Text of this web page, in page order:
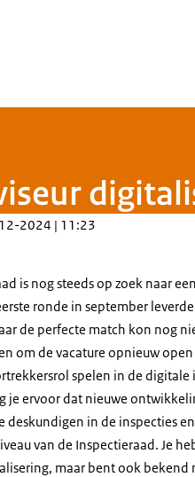
2024 | 11:23
is nog steeds op zoek naar
ronde in september
de perfecte match kon nog
om de vacature opnieuw
spelen in de digitale
je ervoor dat nieuwe
deskundigen in de inspecties
van de Inspectieraad. Je
maar bent ook bekend